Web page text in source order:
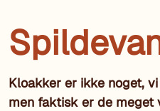
Kloakker er ikke noget,
men faktisk er de meget